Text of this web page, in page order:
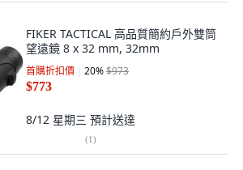
FIKER TACTICAL 高品質簡約戶外雙筒
望遠鏡 8 x 32 mm, 32mm
首購折扣價 20%$973
$773
8/12 星期三 預計送達
(1)